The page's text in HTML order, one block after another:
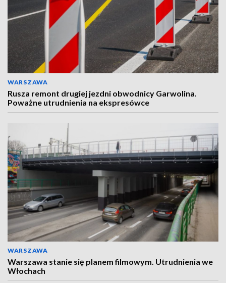
WARSZAWA
Rusza remont drugiej jezdni obwodnicy Garwolina.
Poważne utrudnienia na ekspresówce
WARSZAWA
Warszawa stanie się planem filmowym. Utrudnienia we
Włochach